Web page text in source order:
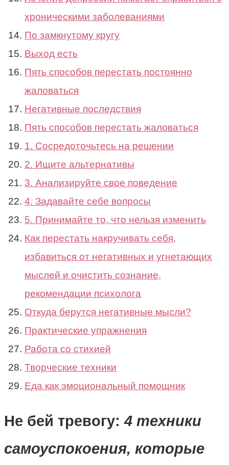
хроническими заболеваниями
По замкнутому кругу
Выход есть
Пять способов перестать постоянно
жаловаться
Негативные последствия
Пять способов перестать жаловаться
1. Сосредоточьтесь на решении
2. Ищите альтернативы
3. Анализируйте свое поведение
4. Задавайте себе вопросы
5. Принимайте то, что нельзя изменить
Как перестать накручивать себя,
избавиться от негативных и угнетающих
мыслей и очистить сознание,
рекомендации психолога
Откуда берутся негативные мысли?
Практические упражнения
Работа со стихией
Творческие техники
Еда как эмоциональный помощник
Не бей тревогу:4 техники
самоуспокоения, которые